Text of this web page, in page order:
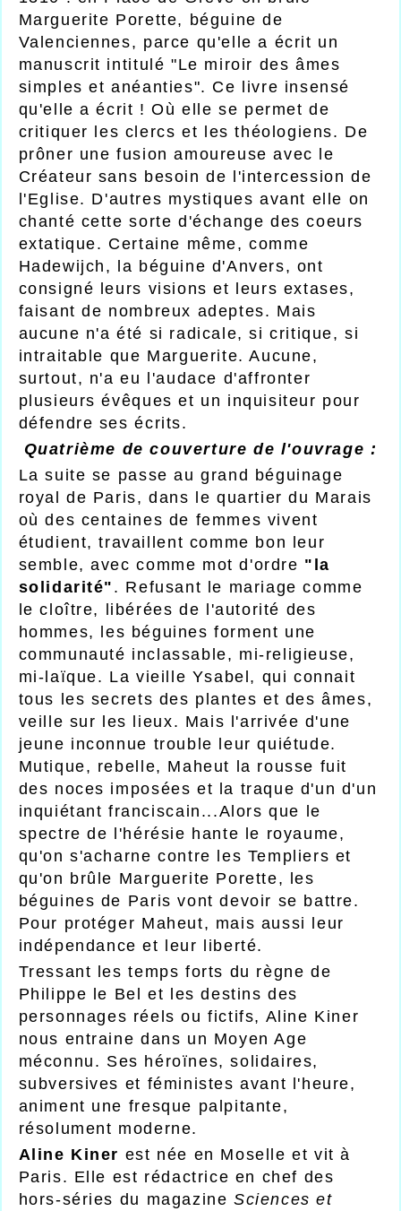
Marguerite Porette, béguine de
Valenciennes, parce qu'elle a écrit un
manuscrit intitulé "Le miroir des âmes
simples et anéanties". Ce livre insensé
qu'elle a écrit ! Où elle se permet de
critiquer les clercs et les théologiens. De
prôner une fusion amoureuse avec le
Créateur sans besoin de l'intercession de
l'Eglise. D'autres mystiques avant elle on
chanté cette sorte d'échange des coeurs
extatique. Certaine même, comme
Hadewijch, la béguine d'Anvers, ont
consigné leurs visions et leurs extases,
faisant de nombreux adeptes. Mais
aucune n'a été si radicale, si critique, si
intraitable que Marguerite. Aucune,
surtout, n'a eu l'audace d'affronter
plusieurs évêques et un inquisiteur pour
défendre ses écrits.
Quatrième de couverture de l'ouvrage :
La suite se passe au grand béguinage
royal de Paris, dans le quartier du Marais
où des centaines de femmes vivent
étudient, travaillent comme bon leur
semble, avec comme mot d'ordre "la
solidarité" . Refusant le mariage comme
le cloître, libérées de l'autorité des
hommes, les béguines forment une
communauté inclassable, mi-religieuse,
mi-laïque. La vieille Ysabel, qui connait
tous les secrets des plantes et des âmes,
veille sur les lieux. Mais l'arrivée d'une
jeune inconnue trouble leur quiétude.
Mutique, rebelle, Maheut la rousse fuit
des noces imposées et la traque d'un d'un
inquiétant franciscain...Alors que le
spectre de l'hérésie hante le royaume,
qu'on s'acharne contre les Templiers et
qu'on brûle Marguerite Porette, les
béguines de Paris vont devoir se battre.
Pour protéger Maheut, mais aussi leur
indépendance et leur liberté.
Tressant les temps forts du règne de
Philippe le Bel et les destins des
personnages réels ou fictifs, Aline Kiner
nous entraine dans un Moyen Age
méconnu. Ses héroïnes, solidaires,
subversives et féministes avant l'heure,
animent une fresque palpitante,
résolument moderne.
Aline Kiner est née en Moselle et vit à
Paris. Elle est rédactrice en chef des
hors-séries du magazine Sciences et